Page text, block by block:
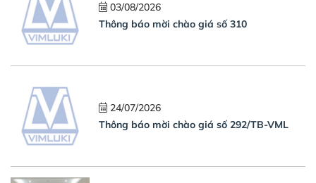
03/08/2026
Thông báo mời chào giá số 310
24/07/2026
Thông báo mời chào giá số 292/TB-VML